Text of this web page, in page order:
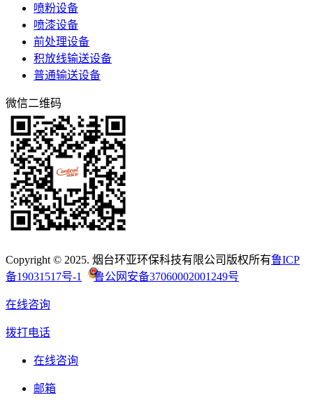
喷粉设备
喷漆设备
前处理设备
积放线输送设备
普通输送设备
微信二维码
Copyright © 2025. 烟台环亚环保科技有限公司版权所有鲁ICP
备19031517号-1
鲁公网安备37060002001249号
在线咨询
拨打电话
在线咨询
邮箱